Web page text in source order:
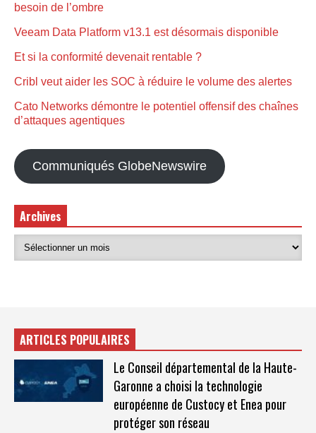
besoin de l’ombre
Veeam Data Platform v13.1 est désormais disponible
Et si la conformité devenait rentable ?
Cribl veut aider les SOC à réduire le volume des alertes
Cato Networks démontre le potentiel offensif des chaînes
d’attaques agentiques
Communiqués GlobeNewswire
Archives
ARTICLES POPULAIRES
Le Conseil départemental de la Haute-
Garonne a choisi la technologie
européenne de Custocy et Enea pour
protéger son réseau